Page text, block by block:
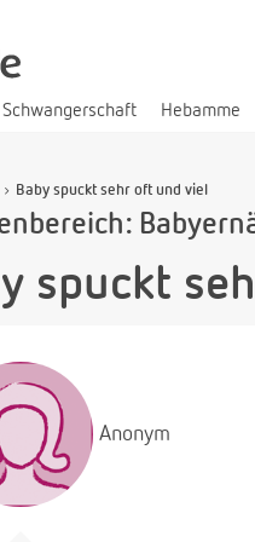
Schwangerschaft Hebamme
Baby spuckt sehr oft und viel
spuckt
Anonym